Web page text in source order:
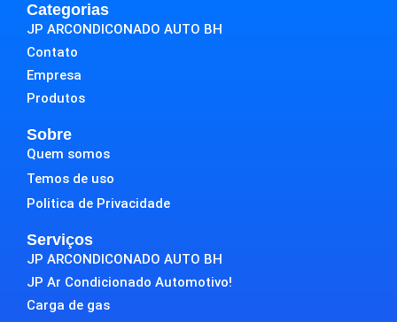
Categorias
JP ARCONDICONADO AUTO BH
Contato
Empresa
Produtos
Sobre
Quem somos
Temos de uso
Politica de Privacidade
Serviços
JP ARCONDICONADO AUTO BH
JP Ar Condicionado Automotivo!
Carga de gas